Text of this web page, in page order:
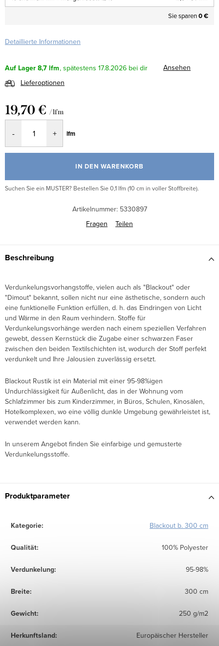
Sie sparen0 €
Detaillierte Informationen
Auf Lager8,7 lfm 17.8.2026
Ansehen
Lieferoptionen
19,70 € / lfm
lfm
IN DEN WARENKORB
Suchen Sie ein MUSTER? Bestellen Sie 0,1 lfm (10 cm in voller Stoffbreite).
Artikelnummer: 5330897
Fragen
Teilen
Beschreibung
Verdunkelungsvorhangstoffe, vielen auch als "Blackout" oder
"Dimout" bekannt, sollen nicht nur eine ästhetische, sondern auch
eine funktionelle Funktion erfüllen, d. h. das Eindringen von Licht
und Wärme in den Raum verhindern. Stoffe für
Verdunkelungsvorhänge werden nach einem speziellen Verfahren
gewebt, dessen Kernstück die Zugabe einer schwarzen Faser
zwischen den beiden Textilschichten ist, wodurch der Stoff perfekt
verdunkelt und Ihre Jalousien zuverlässig ersetzt.
Blackout Rustik ist ein Material mit einer 95-98%igen
Undurchlässigkeit für Außenlicht, das in der Wohnung vom
Schlafzimmer bis zum Kinderzimmer, in Büros, Schulen, Kinosälen,
Hotelkomplexen, wo eine völlig dunkle Umgebung gewährleistet ist,
verwendet werden kann.
In unserem Angebot finden Sie einfarbige und gemusterte
Verdunkelungsstoffe.
Produktparameter
Kategorie: Blackout b. 300 cm
Qualität: 100% Polyester
Verdunkelung: 95-98%
Breite: 300 cm
Gewicht: 250 g/m2
Herkunftsland: Europäischer Hersteller